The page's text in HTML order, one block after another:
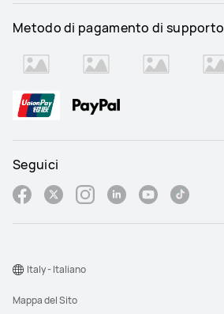
Metodo di pagamento di supporto
Seguici
Mappa del Sito
Italy - Italiano